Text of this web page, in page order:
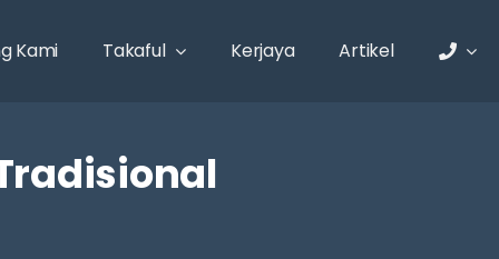
Kami Takaful Kerjaya Artikel